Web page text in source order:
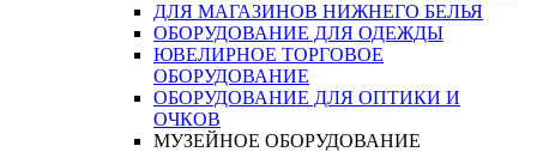
ДЛЯ МАГАЗИНОВ НИЖНЕГО БЕЛЬЯ
ОБОРУДОВАНИЕ ДЛЯ ОДЕЖДЫ
ЮВЕЛИРНОЕ ТОРГОВОЕ
ОБОРУДОВАНИЕ
ОБОРУДОВАНИЕ ДЛЯ ОПТИКИ И
ОЧКОВ
МУЗЕЙНОЕ ОБОРУДОВАНИЕ